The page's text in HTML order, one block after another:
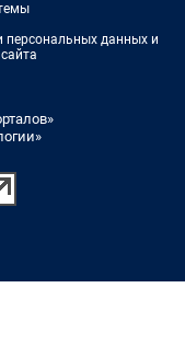
персональных данных и